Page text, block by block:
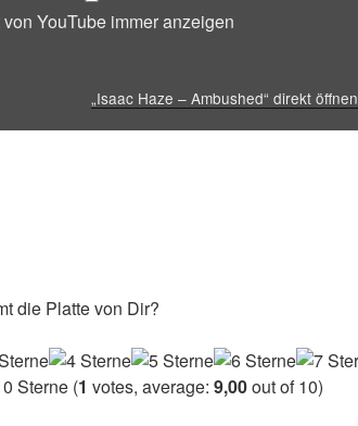
von YouTube immer anzeigen
„Isaac Haze – Ambushed“ direkt öffnen
die Platte von Dir?
(1 votes, average: 9,00out of 10)